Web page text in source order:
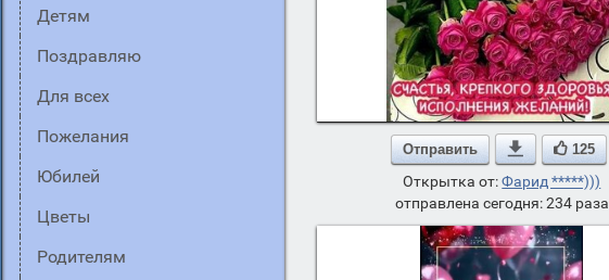
детям
поздравляю
для всех
пожелания
юбилей
цветы
родителям
Отправить  125
Открытка от:Фарид *****)))
отправлена сегодня: 234 раза